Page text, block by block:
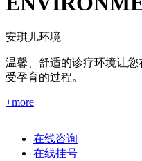
安琪儿环境
温馨、舒适的诊疗环境让
受孕育的过程。
+more
在线咨询
在线挂号